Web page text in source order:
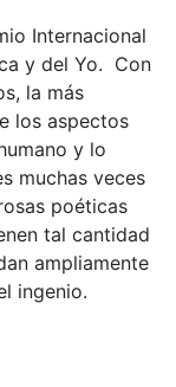
Internacional
y del Yo. Con
la más
los aspectos
y lo
muchas veces
poéticas
tal cantidad
ampliamente
ingenio.